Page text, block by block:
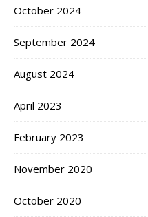
October 2024
September 2024
August 2024
April 2023
February 2023
November 2020
October 2020